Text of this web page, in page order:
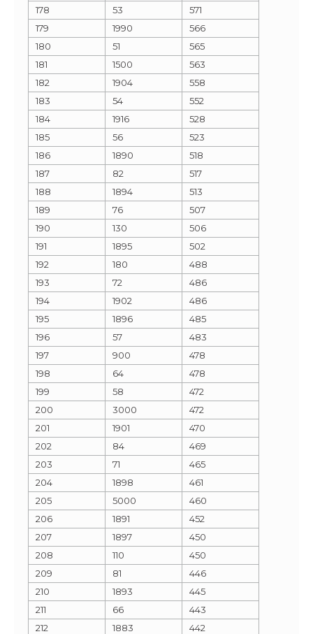
178
53
571
179
1990
566
180
51
565
181
1500
563
182
1904
558
183
54
552
184
1916
528
185
56
523
186
1890
518
187
82
517
188
1894
513
189
76
507
190
130
506
191
1895
502
192
180
488
193
72
486
194
1902
486
195
1896
485
196
57
483
197
900
478
198
64
478
199
58
472
200
3000
472
201
1901
470
202
84
469
203
71
465
204
1898
461
205
5000
460
206
1891
452
207
1897
450
208
110
450
209
81
446
210
1893
445
211
66
443
212
1883 442